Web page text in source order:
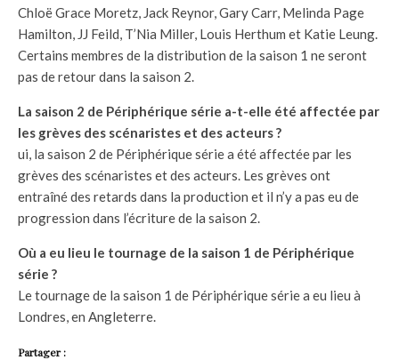
Chloë Grace Moretz, Jack Reynor, Gary Carr, Melinda Page
Hamilton, JJ Feild, T’Nia Miller, Louis Herthum et Katie Leung.
Certains membres de la distribution de la saison 1 ne seront
pas de retour dans la saison 2.
La saison 2 de Périphérique série a-t-elle été affectée par
les grèves des scénaristes et des acteurs ?
ui, la saison 2 de Périphérique série a été affectée par les
grèves des scénaristes et des acteurs. Les grèves ont
entraîné des retards dans la production et il n’y a pas eu de
progression dans l’écriture de la saison 2.
Où a eu lieu le tournage de la saison 1 de Périphérique
série ?
Le tournage de la saison 1 de Périphérique série a eu lieu à
Londres, en Angleterre.
Partager :